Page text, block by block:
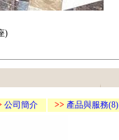
)
公司簡介 >>產品與服務(8)